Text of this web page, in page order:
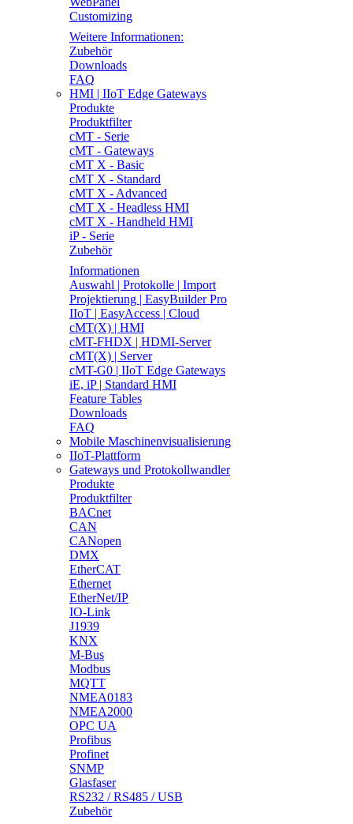
Customizing
Weitere Informationen:
Zubehör
Downloads
FAQ
HMI | IIoT Edge Gateways
Produkte
Produktfilter
cMT - Serie
cMT - Gateways
cMT X - Basic
cMT X - Standard
cMT X - Advanced
cMT X - Headless HMI
cMT X - Handheld HMI
iP - Serie
Zubehör
Informationen
Auswahl | Protokolle | Import
Projektierung | EasyBuilder Pro
IIoT | EasyAccess | Cloud
cMT(X) | HMI
cMT-FHDX | HDMI-Server
cMT(X) | Server
cMT-G0 | IIoT Edge Gateways
iE, iP | Standard HMI
Feature Tables
Downloads
FAQ
Mobile Maschinenvisualisierung
IIoT-Plattform
Gateways und Protokollwandler
Produkte
Produktfilter
BACnet
CAN
CANopen
DMX
EtherCAT
Ethernet
EtherNet/IP
IO-Link
J1939
KNX
M-Bus
Modbus
MQTT
NMEA0183
NMEA2000
OPC UA
Profibus
Profinet
SNMP
Glasfaser
RS232 / RS485 / USB
Zubehör